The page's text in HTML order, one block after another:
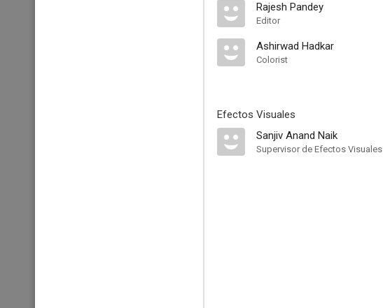
Rajesh Pandey
Editor
Ashirwad Hadkar
Colorist
Efectos Visuales
Sanjiv Anand Naik
Supervisor de Efectos Visuales